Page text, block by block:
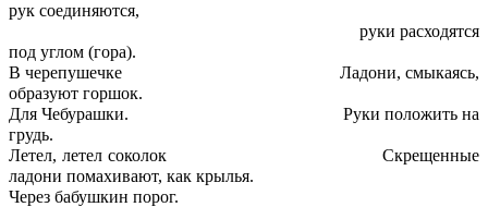
рук соединяются,
руки расходятся
под углом (гора).
В черепушечке Ладони, смыкаясь,
образуют горшок.
Для Чебурашки. Руки положить на
грудь.
Летел, летел соколок Скрещенные
ладони помахивают, как крылья.
Через бабушкин порог.